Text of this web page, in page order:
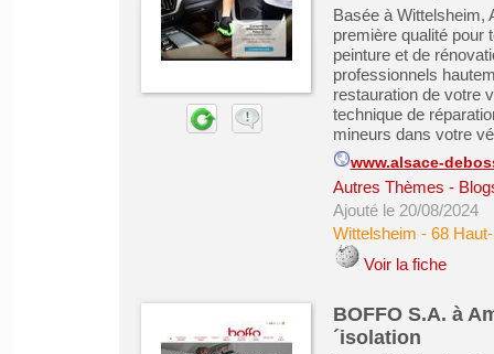
Basée à Wittelsheim,
première qualité pour
peinture et de
professionnels
restauration de votre
technique de
mineurs dans votre
www.alsace-
Autres Thèmes -
Ajouté le 20/08/2024
Wittelsheim - 68
Voir la fiche
BOFFO S.A. à
´isolation